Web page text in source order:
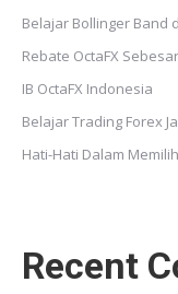
Belajar Bollinger Band
Rebate OctaFX
IB OctaFX Indonesia
Belajar Trading Forex
Hati-Hati Dalam
Recent